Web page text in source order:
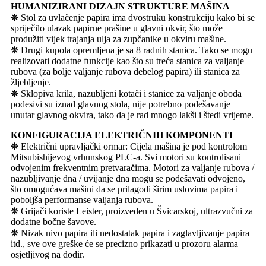
HUMANIZIRANI DIZAJN STRUKTURE MAŠINA
❋ Stol za uvlačenje papira ima dvostruku konstrukciju kako bi se
spriječilo ulazak papirne prašine u glavni okvir, što može
produžiti vijek trajanja ulja za zupčanike u okviru mašine.
❋ Drugi kupola opremljena je sa 8 radnih stanica. Tako se mogu
realizovati dodatne funkcije kao što su treća stanica za valjanje
rubova (za bolje valjanje rubova debelog papira) ili stanica za
žljebljenje.
❋ Sklopiva krila, nazubljeni kotači i stanice za valjanje oboda
podesivi su iznad glavnog stola, nije potrebno podešavanje
unutar glavnog okvira, tako da je rad mnogo lakši i štedi vrijeme.
KONFIGURACIJA ELEKTRIČNIH KOMPONENTI
❋ Električni upravljački ormar: Cijela mašina je pod kontrolom
Mitsubishijevog vrhunskog PLC-a. Svi motori su kontrolisani
odvojenim frekventnim pretvaračima. Motori za valjanje rubova /
nazubljivanje dna / uvijanje dna mogu se podešavati odvojeno,
što omogućava mašini da se prilagodi širim uslovima papira i
poboljša performanse valjanja rubova.
❋ Grijači koriste Leister, proizveden u Švicarskoj, ultrazvučni za
dodatne bočne šavove.
❋ Nizak nivo papira ili nedostatak papira i zaglavljivanje papira
itd., sve ove greške će se precizno prikazati u prozoru alarma
osjetljivog na dodir.